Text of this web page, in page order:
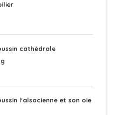
cathédrale
l'alsacienne et son oie